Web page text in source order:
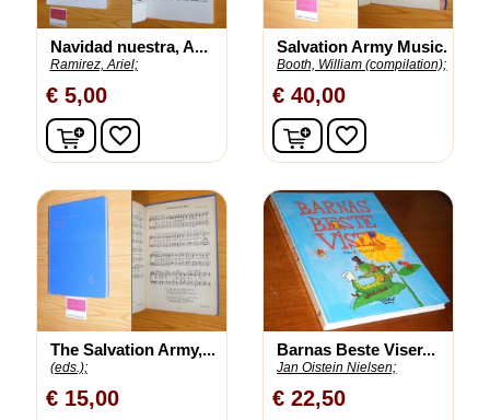
Navidad nuestra, A...
Ramirez, Ariel;
€ 5,00
In winkelwagen
favorite_border
Salvation Army Music.
Booth, William (compilation);
€ 40,00
In winkelwagen
favorite_border
The Salvation Army,...
(eds.);
€ 15,00
Barnas Beste Viser...
Jan Oistein Nielsen;
€ 22,50